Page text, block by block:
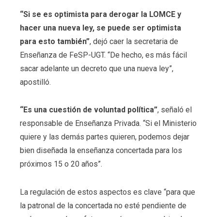
“Si se es optimista para derogar la LOMCE y
hacer una nueva ley, se puede ser optimista
para esto también”, dejó caer la secretaria de
Enseñanza de FeSP-UGT. “De hecho, es más fácil
sacar adelante un decreto que una nueva ley”,
apostilló.
“Es una cuestión de voluntad política”, señaló el
responsable de Enseñanza Privada. “Si el Ministerio
quiere y las demás partes quieren, podemos dejar
bien diseñada la enseñanza concertada para los
próximos 15 o 20 años”.
La regulación de estos aspectos es clave “para que
la patronal de la concertada no esté pendiente de